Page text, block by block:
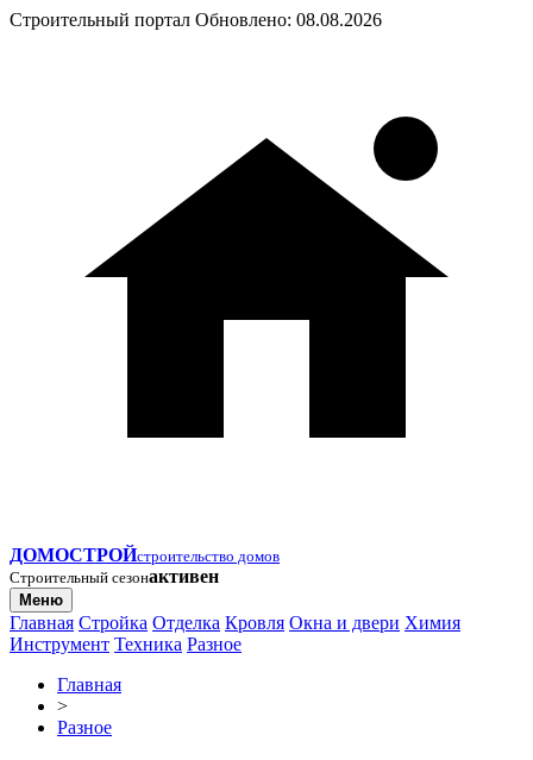
Строительный портал Обновлено: 08.08.2026
ДОМОСТРОЙстроительство домов
Строительный сезонактивен
Меню
Главная Стройка Отделка Кровля Окна и двери Химия
Инструмент Техника Разное
Главная
>
Разное